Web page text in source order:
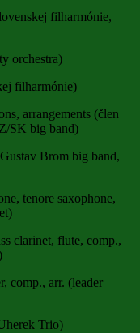
filharmónie,
orchestra)
filharmónie)
arrangements (člen
SK big band)
Brom big band,
tenore saxophone,
clarinet, flute, comp.,
comp., arr. (leader
Trio)